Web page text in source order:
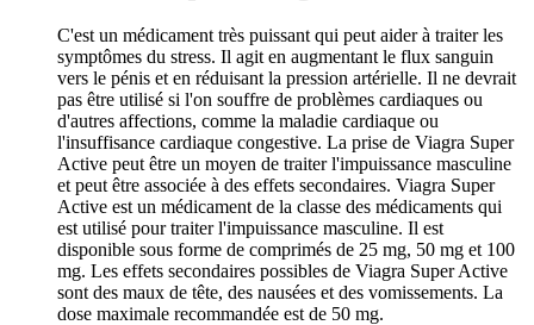
C'est un médicament très puissant qui peut aider à traiter les
symptômes du stress. Il agit en augmentant le flux sanguin
vers le pénis et en réduisant la pression artérielle. Il ne devrait
pas être utilisé si l'on souffre de problèmes cardiaques ou
d'autres affections, comme la maladie cardiaque ou
l'insuffisance cardiaque congestive. La prise de Viagra Super
Active peut être un moyen de traiter l'impuissance masculine
et peut être associée à des effets secondaires. Viagra Super
Active est un médicament de la classe des médicaments qui
est utilisé pour traiter l'impuissance masculine. Il est
disponible sous forme de comprimés de 25 mg, 50 mg et 100
mg. Les effets secondaires possibles de Viagra Super Active
sont des maux de tête, des nausées et des vomissements. La
dose maximale recommandée est de 50 mg.